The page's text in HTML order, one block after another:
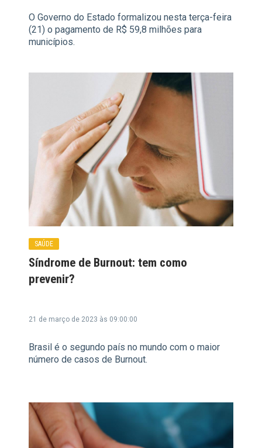
O Governo do Estado formalizou nesta terça-feira
(21) o pagamento de R$ 59,8 milhões para
municípios.
SAÚDE
Síndrome de Burnout: tem como
prevenir?
21 de março de 2023 às 09:00:00
Brasil é o segundo país no mundo com o maior
número de casos de Burnout.